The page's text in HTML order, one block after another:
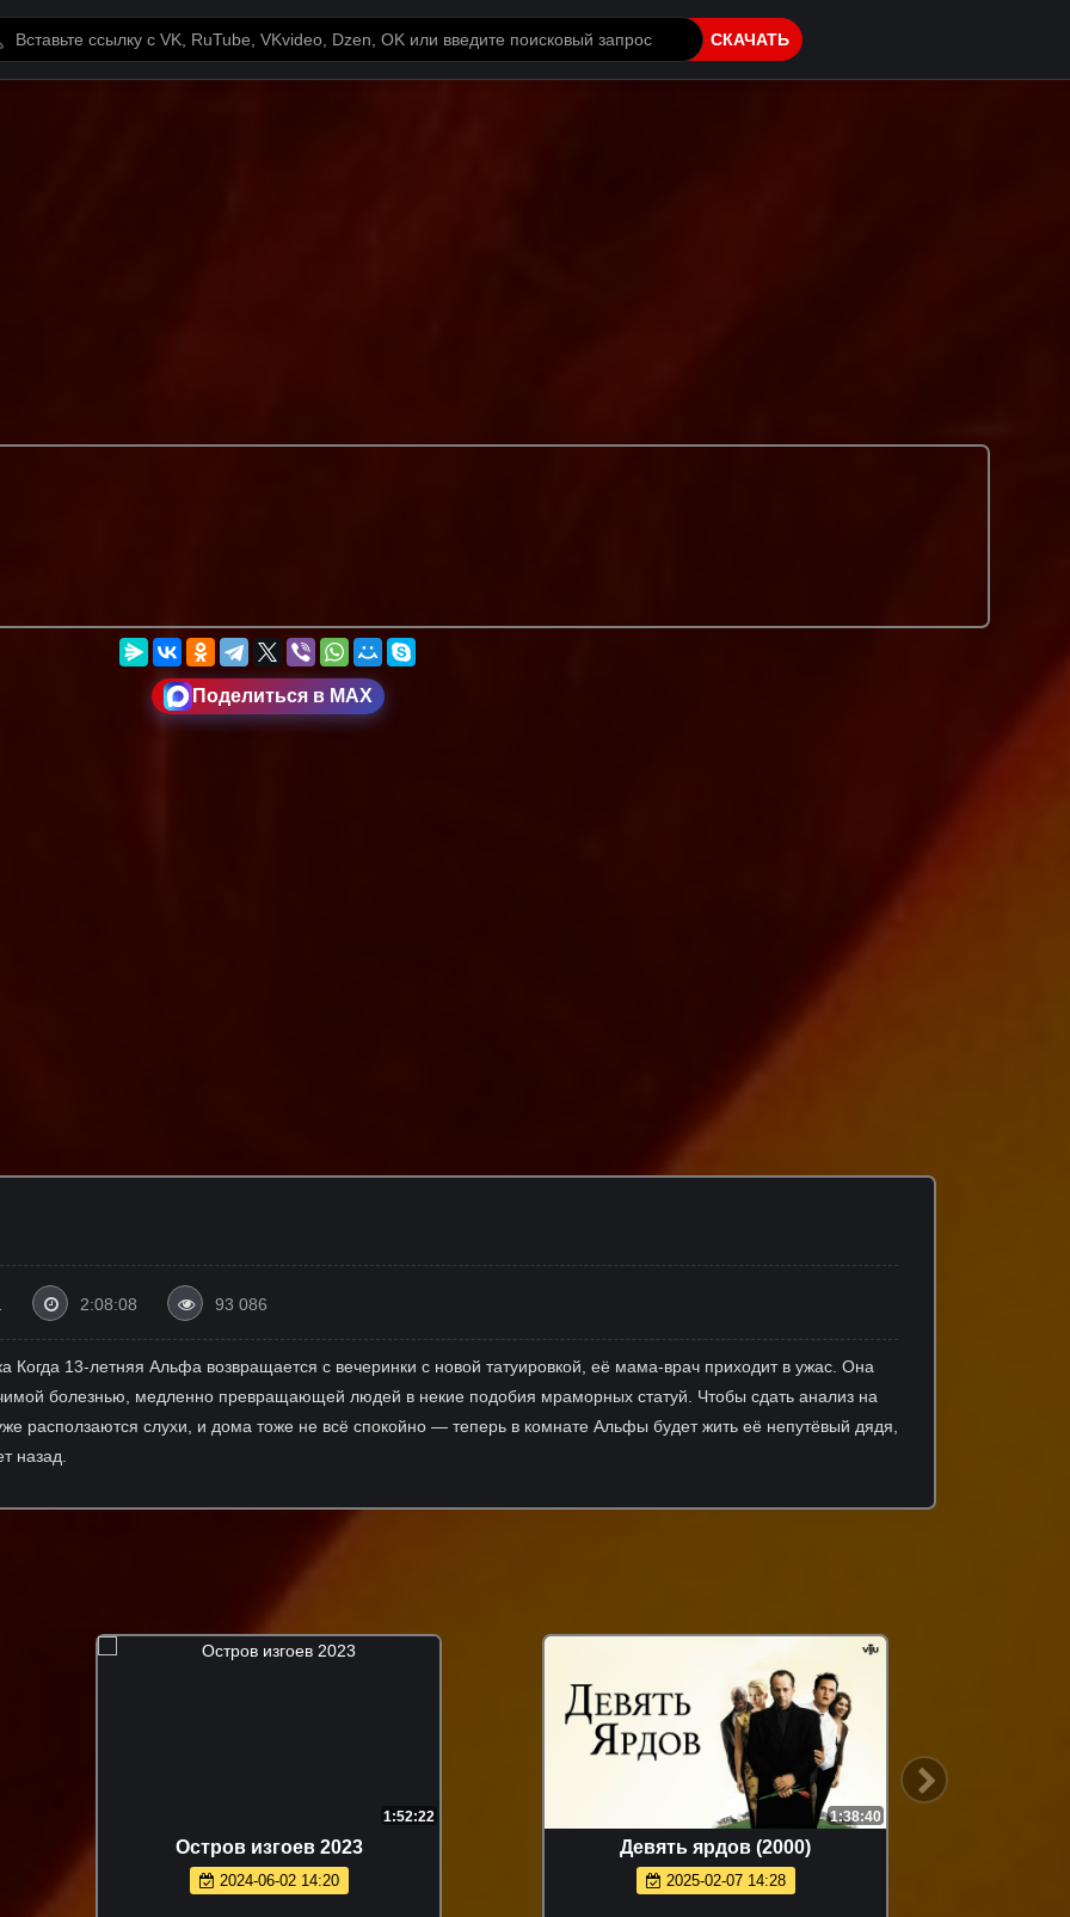
СКАЧАТЬ
Поделиться в MAX
2:08:08 93 086
13-летняя Альфа возвращается с вечеринки с новой татуировкой, её мама-врач приходит в ужас. Она
болезнью, медленно превращающей людей в некие подобия мраморных статуй. Чтобы сдать анализ на
расползаются слухи, и дома тоже не всё спокойно — теперь в комнате Альфы будет жить её непутёвый дядя,
назад.
1:52:22
Остров изгоев 2023
2024-06-02 14:20
1:38:40
Девять ярдов (2000)
2025-02-07 14:28